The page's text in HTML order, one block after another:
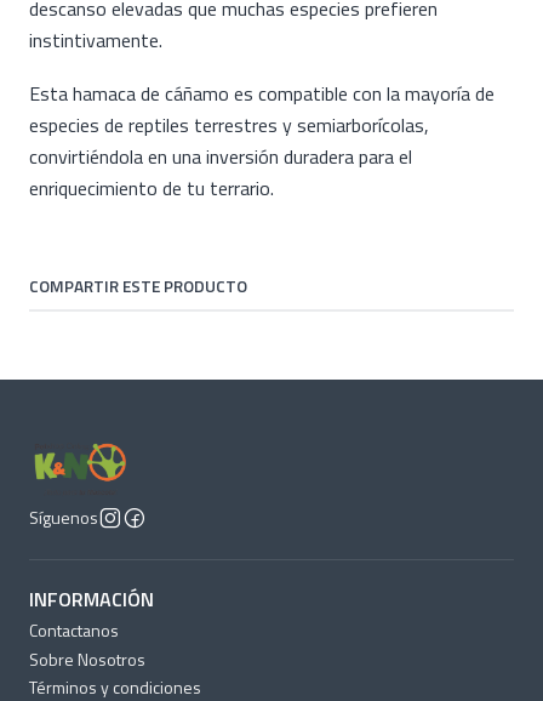
descanso elevadas que muchas especies prefieren
instintivamente.
Esta hamaca de cáñamo es compatible con la mayoría de
especies de reptiles terrestres y semiarborícolas,
convirtiéndola en una inversión duradera para el
enriquecimiento de tu terrario.
COMPARTIR ESTE PRODUCTO
Síguenos
INFORMACIÓN
Contactanos
Sobre Nosotros
Términos y condiciones